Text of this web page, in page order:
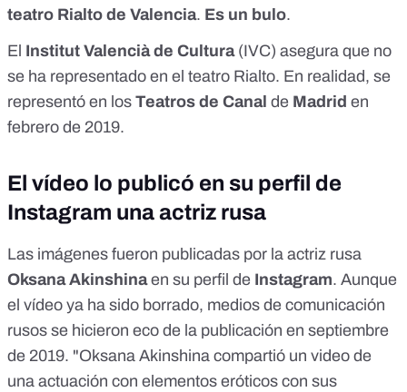
teatro Rialto de Valencia. Es un bulo.
El Institut Valencià de Cultura(IVC) asegura que no
se ha representado en el teatro Rialto. En realidad, se
representó en los Teatros de Canal de Madrid en
febrero de 2019.
El vídeo lo publicó en su perfil de
Instagram una actriz rusa
Las imágenes fueron publicadas por la actriz rusa
Oksana Akinshinaen su perfil de Instagram. Aunque
el vídeo ya ha sido borrado, medios de comunicación
rusos se hicieron eco de la publicación en septiembre
de 2019. "Oksana Akinshina compartió un video de
una actuación con elementos eróticos con sus